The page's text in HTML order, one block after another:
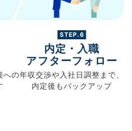
への
STEP.6
内定・入職
アフターフォロー
年収交渉や入社日調整まで、
内定後もバックアップ